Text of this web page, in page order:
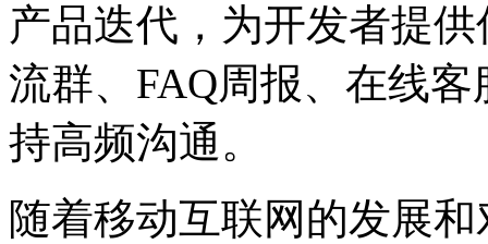
产品迭代，为开发者提
流群、FAQ周报、在线
持高频沟通。
随着移动互联网的发展